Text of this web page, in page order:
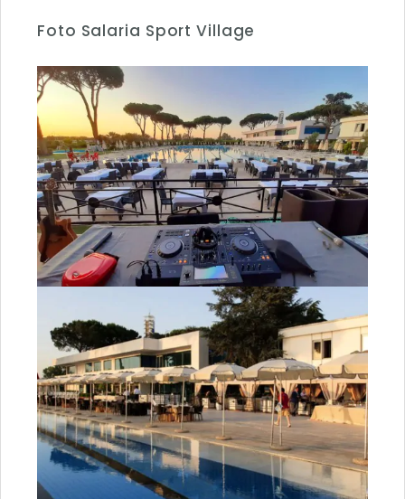
Foto Salaria Sport Village